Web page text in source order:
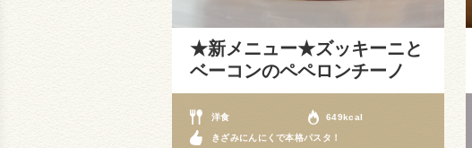
★新メニュー★ズッキーニと
ベーコンのペペロンチーノ
洋食 649kcal
きざみにんにくで本格パスタ！